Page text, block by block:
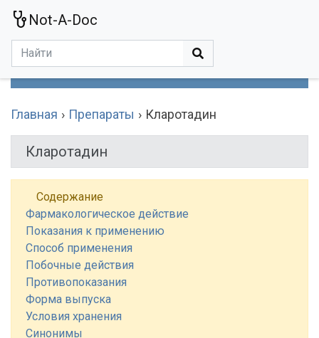
Not-A-Doc
Главная Препараты Кларотадин
Кларотадин
Содержание
Фармакологическое действие
Показания к применению
Способ применения
Побочные действия
Противопоказания
Форма выпуска
Условия хранения
Синонимы